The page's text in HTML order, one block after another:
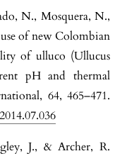
N., Mosquera, N.,
of new Colombian
of ulluco (Ullucus
pH and thermal
64, 465–471.
J., & Archer, R.